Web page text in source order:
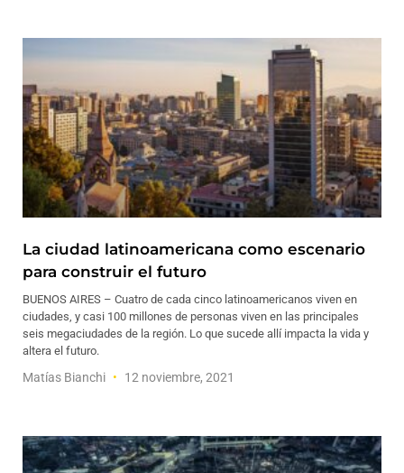
La ciudad latinoamericana como escenario
para construir el futuro
BUENOS AIRES – Cuatro de cada cinco latinoamericanos viven en
ciudades, y casi 100 millones de personas viven en las principales
seis megaciudades de la región. Lo que sucede allí impacta la vida y
altera el futuro.
Matías Bianchi 12 noviembre, 2021